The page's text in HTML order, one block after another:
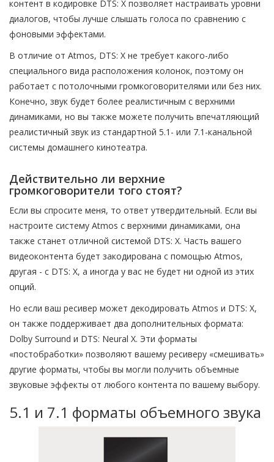
контент в кодировке DTS: X позволяет настраивать уровни
диалогов, чтобы лучше слышать голоса по сравнению с
фоновыми эффектами.
В отличие от Atmos, DTS: X не требует какого-либо
специального вида расположения колонок, поэтому он
работает с потолочными громкоговорителями или без них.
Конечно, звук будет более реалистичным с верхними
динамиками, но вы также можете получить впечатляющий
реалистичный звук из стандартной 5.1- или 7.1-канальной
системы домашнего кинотеатра.
Действительно ли верхние
громкоговорители того стоят?
Если вы спросите меня, то ответ утвердительный. Если вы
настроите систему Atmos с верхними динамиками, она
также станет отличной системой DTS: X. Часть вашего
видеоконтента будет закодирована с помощью Atmos,
другая - с DTS: X, а иногда у вас не будет ни одной из этих
опций.
Но если ваш ресивер может декодировать Atmos и DTS: X,
он также поддерживает два дополнительных формата:
Dolby Surround и DTS: Neural X. Эти форматы
«постобработки» позволяют вашему ресиверу «смешивать»
другие форматы, чтобы вы могли получить объемные
звуковые эффекты от любого контента по вашему выбору.
5.1 и 7.1 форматы объемного звука